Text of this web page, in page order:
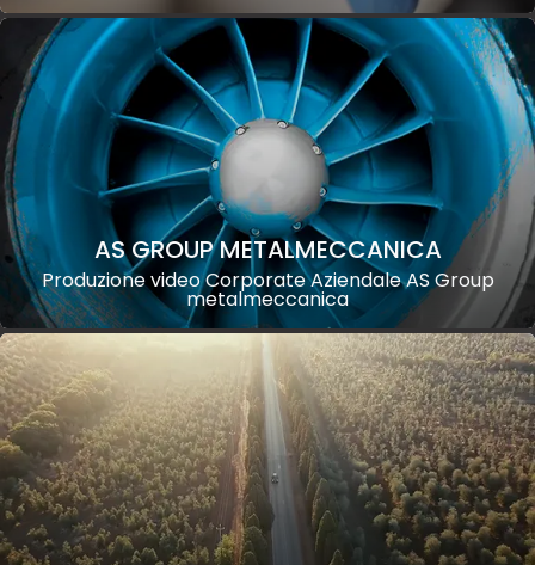
AS GROUP METALMECCANICA
Produzione video Corporate Aziendale AS Group
metalmeccanica